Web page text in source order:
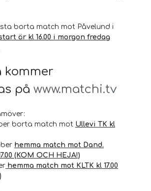
borta match mot Påvelund i
är kl 16.00 i morgon fredag
kommer
på www.matchi.tv
borta match mot Ullevi TK kl
hemma match mot Dand.
(KOM OCH HEJA!)
hemma match mot KLTK kl 17.00